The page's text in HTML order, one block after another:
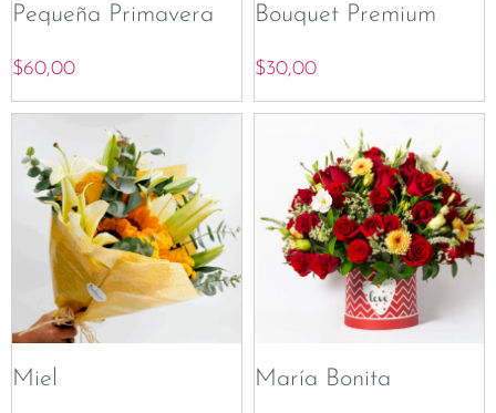
Pequeña Primavera
$60,00
Bouquet Premium
$30,00
Miel María Bonita